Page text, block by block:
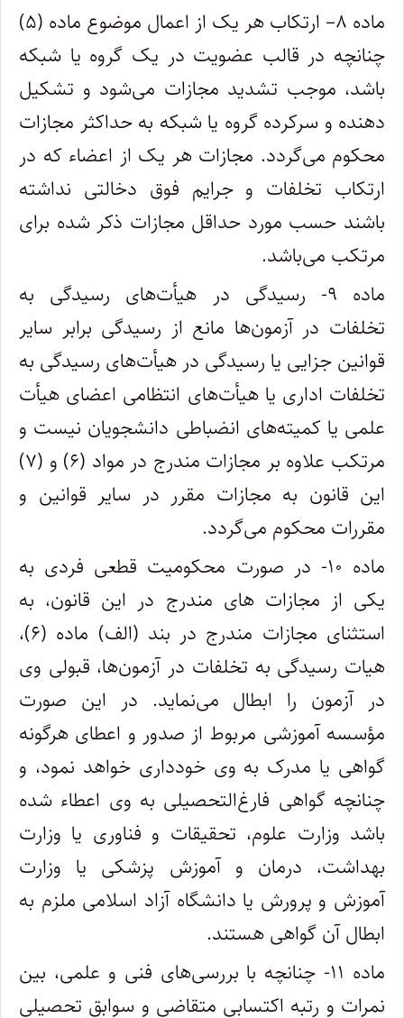
ماده ۸– ارتکاب هر یک از اعمال موضوع ماده (۵)
چنانچه در قالب عضویت در یک گروه یا شبکه
باشد، موجب تشدید مجازات می‌شود و تشکیل
دهنده و سرکرده گروه یا شبکه به حداکثر مجازات
محکوم می‌گردد. مجازات هر یک از اعضاء که در
ارتکاب تخلفات و جرایم فوق دخالتی نداشته
باشند حسب مورد حداقل مجازات ذکر شده برای
مرتکب می‌باشد.
ماده ۹- رسیدگی در هیأت‌های رسیدگی به
تخلفات در آزمون‌ها مانع از رسیدگی برابر سایر
قوانین جزایی یا رسیدگی در هیأت‌های رسیدگی به
تخلفات اداری یا هیأت‌های انتظامی اعضای هیأت
علمی یا کمیته‌های انضباطی دانشجویان نیست و
مرتکب علاوه بر مجازات مندرج در مواد (۶) و (۷)
این قانون به مجازات مقرر در سایر قوانین و
مقررات محکوم می‌گردد.
ماده ۱۰- در صورت محکومیت قطعی فردی به
یکی از مجازات های مندرج در این قانون، به
استثنای مجازات مندرج در بند (الف) ماده (۶)،
هیات رسیدگی به تخلفات در آزمون‌ها، قبولی وی
در آزمون را ابطال می‌نماید. در این صورت
مؤسسه آموزشی مربوط از صدور و اعطای هرگونه
گواهی یا مدرک به وی خودداری خواهد نمود، و
چنانچه گواهی فارغ‌التحصیلی به وی اعطاء شده
باشد وزارت علوم، تحقیقات و فناوری یا وزارت
بهداشت، درمان و آموزش پزشکی یا وزارت
آموزش و پرورش یا دانشگاه آزاد اسلامی ملزم به
ابطال آن گواهی هستند.
ماده ۱۱- چنانچه با بررسی‌های فنی و علمی، بین
نمرات و رتبه اکتسابی متقاضی و سوابق تحصیلی